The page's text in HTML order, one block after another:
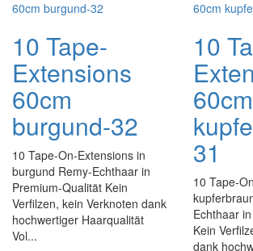
10 Tape-
Extensions
60cm
burgund-32
10 Tape-On-Extensions in
burgund Remy-Echthaar in
Premium-Qualität Kein
Verfilzen, kein Verknoten dank
hochwertiger Haarqualität
Vol...
10
60cm
31
10 Tape-
Echthaar
Kein
dank